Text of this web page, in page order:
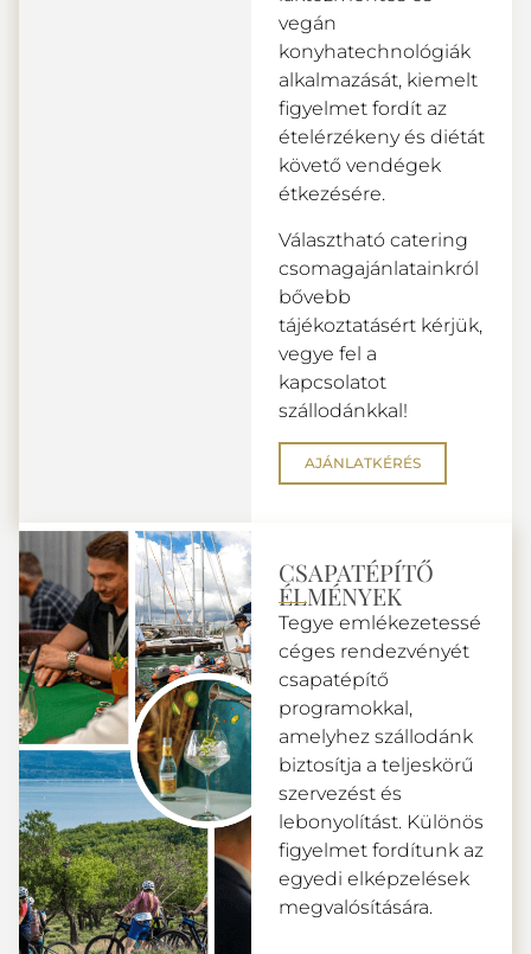
vegán
konyhatechnológiák
alkalmazását, kiemelt
figyelmet fordít az
ételérzékeny és diétát
követő vendégek
étkezésére.
Választható catering
csomagajánlatainkról
bővebb
tájékoztatásért kérjük,
vegye fel a
kapcsolatot
szállodánkkal!
AJÁNLATKÉRÉS
CSAPATÉPÍTŐ
ÉLMÉNYEK
Tegye emlékezetessé
céges rendezvényét
csapatépítő
programokkal,
amelyhez szállodánk
biztosítja a teljeskörű
szervezést és
lebonyolítást. Különös
figyelmet fordítunk az
egyedi elképzelések
megvalósítására.